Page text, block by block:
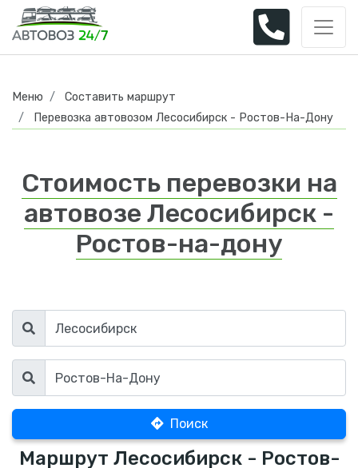
Меню
Составить маршрут
Перевозка автовозом Лесосибирск - Ростов-На-Дону
Стоимость перевозки на
автовозе Лесосибирск -
Ростов-на-дону
Поиск
Маршрут Лесосибирск - Ростов-